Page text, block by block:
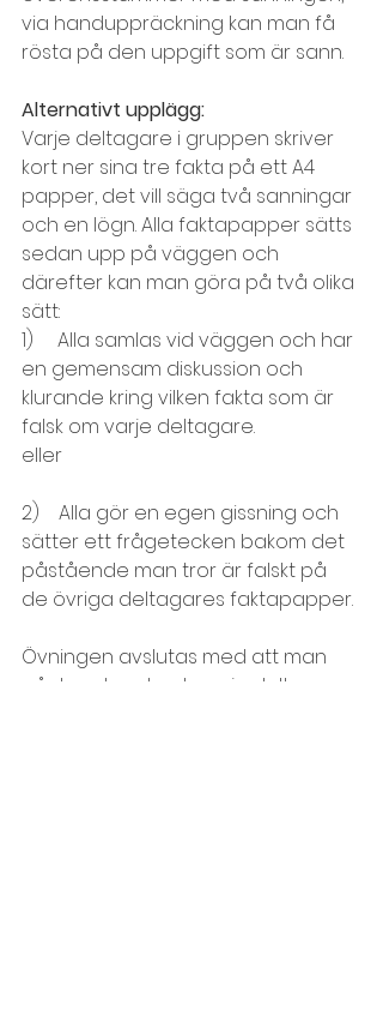
via handuppräckning kan man få
rösta på den uppgift som är sann.
Alternativt upplägg:
Varje deltagare i gruppen skriver
kort ner sina tre fakta på ett A4
papper, det vill säga två sanningar
och en lögn. Alla faktapapper sätts
sedan upp på väggen och
därefter kan man göra på två olika
sätt:
1)     Alla samlas vid väggen och har
en gemensam diskussion och
klurande kring vilken fakta som är
falsk om varje deltagare.
eller
2)    Alla gör en egen gissning och
sätter ett frågetecken bakom det
påstående man tror är falskt på
de övriga deltagares faktapapper.
Övningen avslutas med att man
går laget runt och varje deltagare